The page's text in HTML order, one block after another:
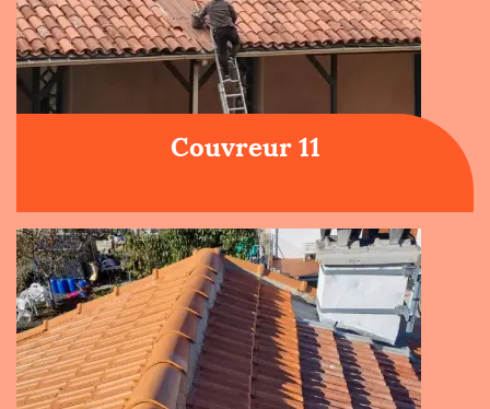
Couvreur 11